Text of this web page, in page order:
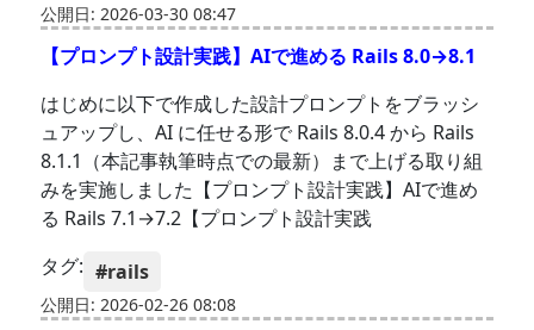
公開日: 2026-03-30 08:47
【プロンプト設計実践】AIで進める Rails 8.0→8.1
はじめに以下で作成した設計プロンプトをブラッシ
ュアップし、AI に任せる形で Rails 8.0.4 から Rails
8.1.1（本記事執筆時点での最新）まで上げる取り組
みを実施しました【プロンプト設計実践】AIで進め
る Rails 7.1→7.2【プロンプト設計実践
タグ: #rails
公開日: 2026-02-26 08:08